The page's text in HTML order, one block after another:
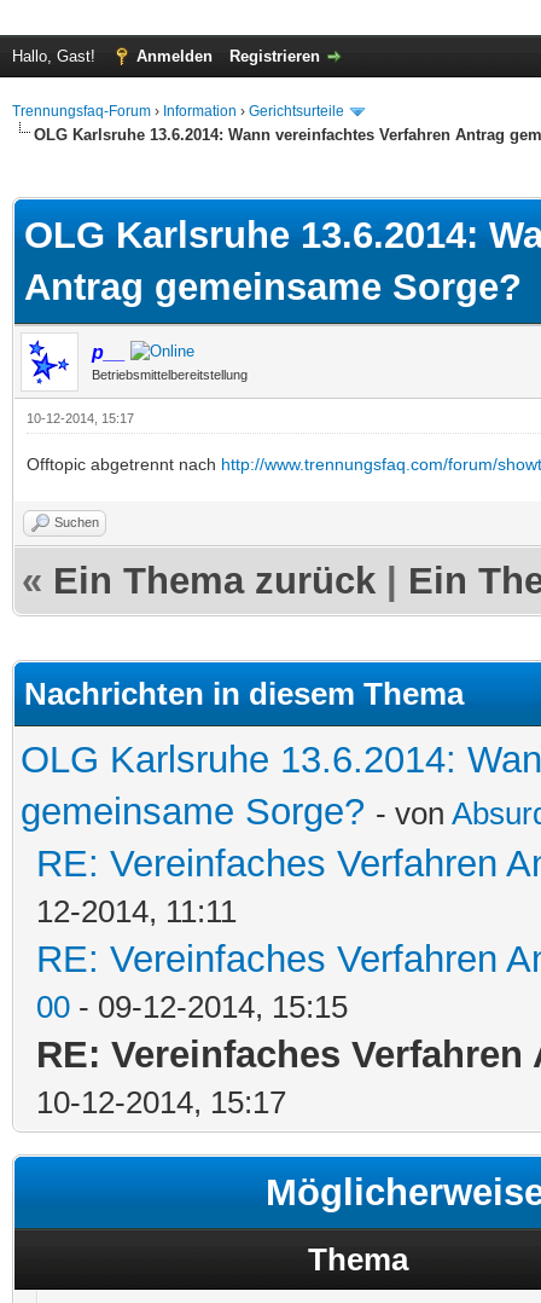
Hallo, Gast! Anmelden Registrieren
Trennungsfaq-Forum › Information › Gerichtsurteile
OLG Karlsruhe 13.6.2014: Wann vereinfachtes Verfahren Antrag
OLG Karlsruhe 13.6.2014:
Antrag gemeinsame Sorge?
p__
Betriebsmittelbereitstellung
10-12-2014, 15:17
Offtopic abgetrennt nach http://www.trennungsfaq.com/forum/
Suchen
« Ein Thema zurück Ein
Nachrichten in diesem Thema
OLG Karlsruhe 13.6.2014:
gemeinsame Sorge? - von
RE: Vereinfaches Verfahren
12-2014, 11:11
RE: Vereinfaches Verfahren
00 - 09-12-2014, 15:15
RE: Vereinfaches
10-12-2014, 15:17
Thema